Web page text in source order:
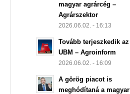
magyar agrárcég –
Agrárszektor
2026.06.02. - 16:13
Tovább terjeszkedik az
UBM – Agroinform
2026.06.02. - 16:09
A görög piacot is
meghódítaná a magyar